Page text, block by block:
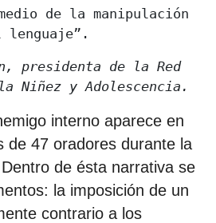
de la manipulación
lenguaje”.
presidenta de la Red
Niñez y Adolescencia.
interno aparece en
de 47 oradores durante la
de ésta narrativa se
la imposición de un
contrario a los